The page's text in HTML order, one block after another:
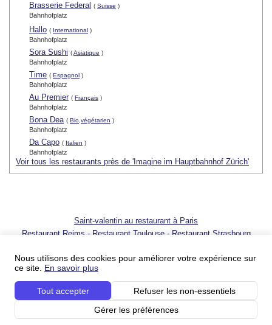
Brasserie Federal ( Suisse )
Bahnhofplatz
Hallo ( International )
Bahnhofplatz
Sora Sushi (Asiatique )
Bahnhofplatz
Time ( Espagnol )
Bahnhofplatz
Au Premier ( Français )
Bahnhofplatz
Bona Dea ( Bio,végétarien )
Bahnhofplatz
Da Capo ( Italien )
Bahnhofplatz
Voir tous les restaurants près de 'Imagine im Hauptbahnhof Zürich'
Saint-valentin au restaurant à Paris
Restaurant Reims - Restaurant Toulouse- Restaurant Strasbourg
interdite
Ajouter votre restaurant
Conditions du service-Conditions du service pour les professionnels-Politique sur
la vie privée-Votre publicité sur SortirAuResto.com-SortirAuResto recrute
Nos partenaires : Les restos – guide de restaurants
Nous utilisons des cookies pour améliorer votre expérience sur
ce site. En savoir plus
Tout accepter
Refuser les non-essentiels
Gérer les préférences